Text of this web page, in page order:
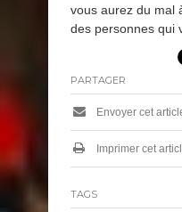
vous aurez du mal
des personnes qui
PARTAGER
Envoyer cet
Imprimer cet
TAGS